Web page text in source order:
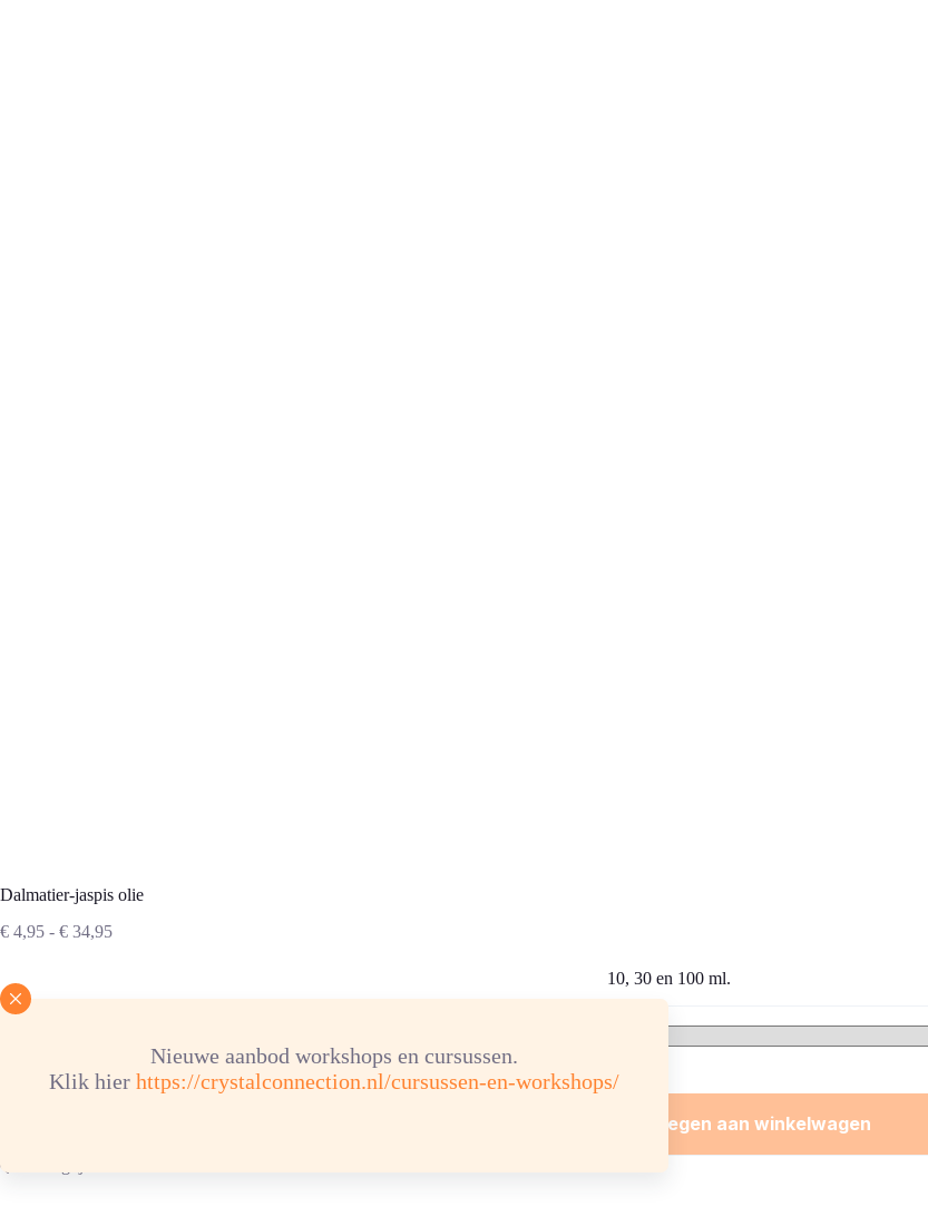
Nieuwe aanbod workshops en cursussen.
Klik hier https://crystalconnection.nl/cursussen-en-workshops/
Dalmatier-jaspis olie
€ 4,95 - € 34,95Prijsklasse:
10, 30 en 100 ml.
inhoud flesje
Toevoegen aan winkelwagen